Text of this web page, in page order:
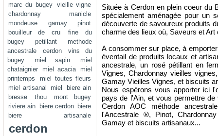
marc du bugey
vieille vigne
chardonnay
manicle
mondeuse
gamay
pinot
bouilleur de cru
fine du
bugey
petillant
methode
ancestrale
cerdon
vins du
bugey
miel sapin
miel
chataignier
miel acacia
miel
printemps
miel toutes fleurs
miel artisanal
miel
biere ain
bresse
thou
mont bugey
riviere ain
biere cerdon biere
biere artisanale
cerdon
Située à Cerdon en plein coeur du
spécialement aménagée pour un
découverte de savoureux produits
charme des lieux où, Saveurs et
A consommer sur place, à
éventail de produits locaux et
ancestrale, un rosé pétillant en
Vignes, Chardonnay vieilles
Gamay Vieilles Vignes, et biscuits
Nous espérons vous apporter ici
pays de l'Ain, et vous permettre
Cerdon AOC méthode
l'Ancestrale ®, Pinot,
Gamay et biscuits artisanaux...